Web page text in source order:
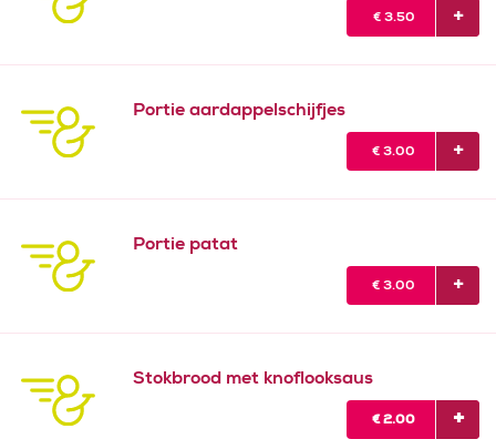
€ 3.50
Portie aardappelschijfjes
€ 3.00
Portie patat
€ 3.00
Stokbrood met knoflooksaus
€2.00